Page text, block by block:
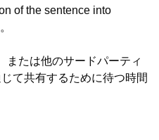
of the sentence into
または他のサードパーティ
て共有するために待つ時間